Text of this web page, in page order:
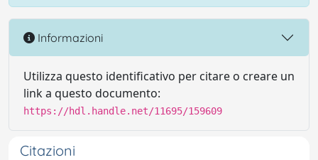
Informazioni
Utilizza questo identificativo per citare o creare un
link a questo documento:
https://hdl.handle.net/11695/159609
Citazioni